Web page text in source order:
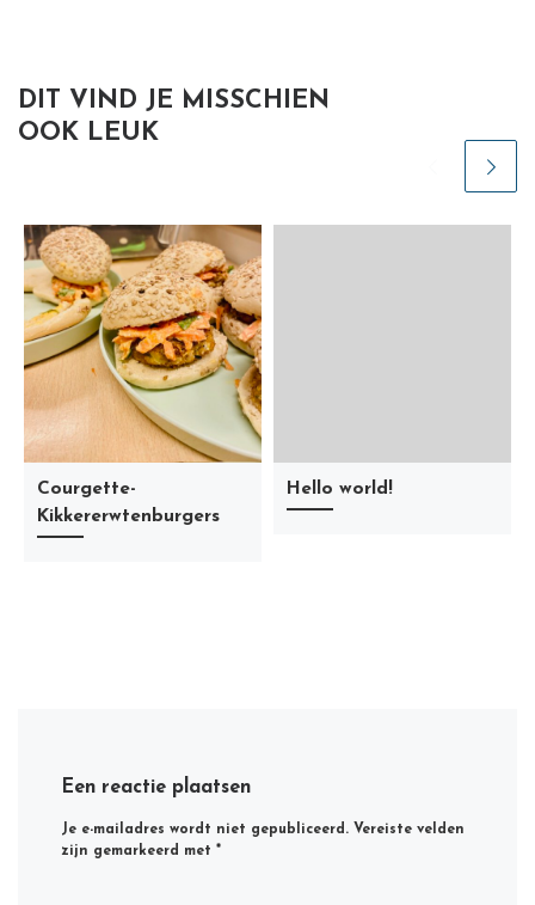
DIT VIND JE MISSCHIEN
OOK LEUK
Courgette-
Kikkererwtenburgers
Hello world!
Een reactie plaatsen
Je e-mailadres wordt niet gepubliceerd. Vereiste velden
zijn gemarkeerd met*